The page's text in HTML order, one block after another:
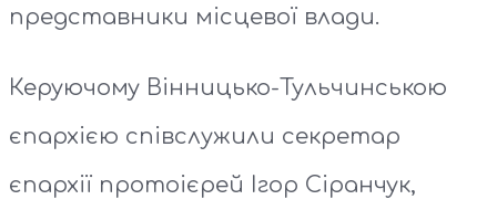
представники місцевої влади.
Керуючому Вінницько-Тульчинською
єпархією співслужили секретар
єпархії протоієрей Ігор Сіранчук,